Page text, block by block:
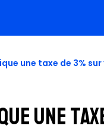
une taxe de 3%
une